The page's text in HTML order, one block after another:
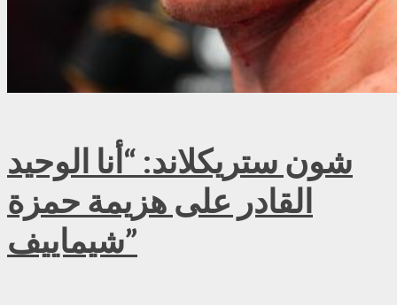
شون ستريكلاند: “أنا الوحيد
القادر على هزيمة حمزة
شيماييف”